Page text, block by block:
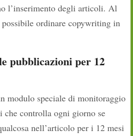
l’inserimento degli articoli. Al
ordinare copywriting in
pubblicazioni per 12
modulo speciale di monitoraggio
controlla ogni giorno se
nell’articolo per i 12 mesi